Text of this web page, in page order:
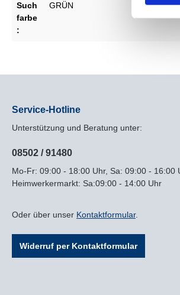
Such
farbe
:
GRÜN
Service-Hotline
Unterstützung und Beratung unter:
08502 / 91480
Mo-Fr: 09:00 - 18:00 Uhr, Sa: 09:00 - 16:00
Heimwerkermarkt: Sa:09:00 - 14:00 Uhr
Oder über unser Kontaktformular.
Widerruf per Kontaktformular